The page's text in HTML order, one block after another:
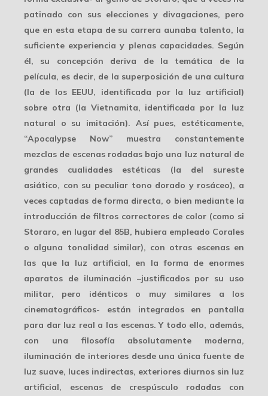
patinado con sus elecciones y divagaciones, pero
que en esta etapa de su carrera aunaba talento, la
suficiente experiencia y plenas capacidades. Según
él, su concepción deriva de la temática de la
película, es decir, de la superposición de una cultura
(la de los EEUU, identificada por la luz artificial)
sobre otra (la Vietnamita, identificada por la luz
natural o su imitación). Así pues, estéticamente,
“Apocalypse Now” muestra constantemente
mezclas de escenas rodadas bajo una luz natural de
grandes cualidades estéticas (la del sureste
asiático, con su peculiar tono dorado y rosáceo), a
veces captadas de forma directa, o bien mediante la
introducción de filtros correctores de color (como si
Storaro, en lugar del 85B, hubiera empleado Corales
o alguna tonalidad similar), con otras escenas en
las que la luz artificial, en la forma de enormes
aparatos de iluminación –justificados por su uso
militar, pero idénticos o muy similares a los
cinematográficos- están integrados en pantalla
para dar luz real a las escenas. Y todo ello, además,
con una filosofía absolutamente moderna,
iluminación de interiores desde una única fuente de
luz suave, luces indirectas, exteriores diurnos sin luz
artificial, escenas de crespúsculo rodadas con